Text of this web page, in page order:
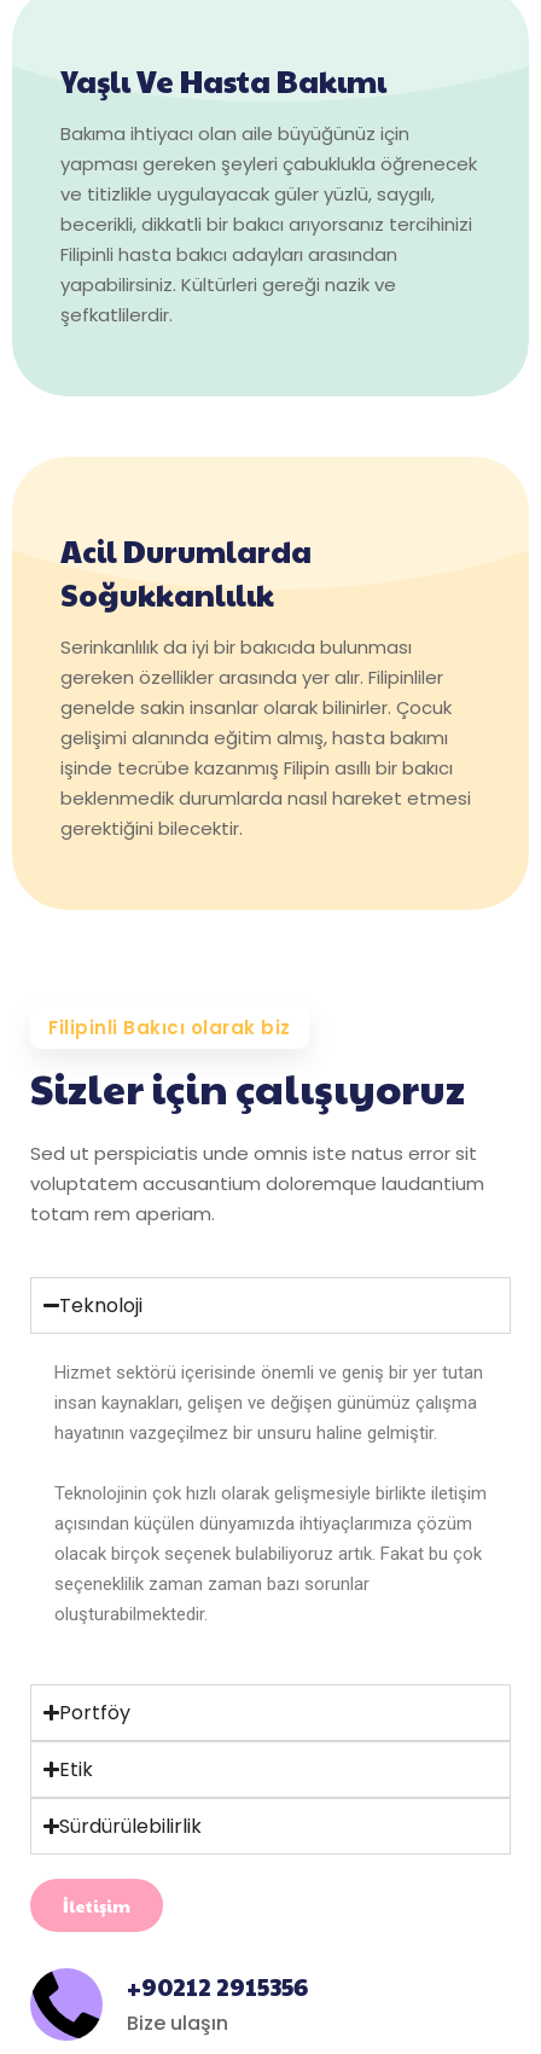
Yaşlı Ve Hasta Bakımı
Bakıma ihtiyacı olan aile büyüğünüz için
yapması gereken şeyleri çabuklukla öğrenecek
ve titizlikle uygulayacak güler yüzlü, saygılı,
becerikli, dikkatli bir bakıcı arıyorsanız tercihinizi
Filipinli hasta bakıcı adayları arasından
yapabilirsiniz. Kültürleri gereği nazik ve
şefkatlilerdir.
Acil Durumlarda
Soğukkanlılık
Serinkanlılık da iyi bir bakıcıda bulunması
gereken özellikler arasında yer alır. Filipinliler
genelde sakin insanlar olarak bilinirler. Çocuk
gelişimi alanında eğitim almış, hasta bakımı
işinde tecrübe kazanmış Filipin asıllı bir bakıcı
beklenmedik durumlarda nasıl hareket etmesi
gerektiğini bilecektir.
Filipinli Bakıcı olarak biz
Sizler için çalışıyoruz
Sed ut perspiciatis unde omnis iste natus error sit
voluptatem accusantium doloremque laudantium
totam rem aperiam.
Teknoloji
Hizmet sektörü içerisinde önemli ve geniş bir yer tutan
insan kaynakları, gelişen ve değişen günümüz çalışma
hayatının vazgeçilmez bir unsuru haline gelmiştir.
Teknolojinin çok hızlı olarak gelişmesiyle birlikte iletişim
açısından küçülen dünyamızda ihtiyaçlarımıza çözüm
olacak birçok seçenek bulabiliyoruz artık. Fakat bu çok
seçeneklilik zaman zaman bazı sorunlar
oluşturabilmektedir.
Portföy
Etik
Sürdürülebilirlik
İletişim
+90212 2915356
Bize ulaşın